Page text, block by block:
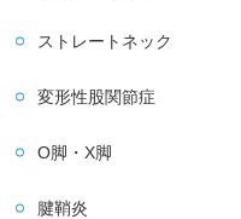
ストレートネック
変形性股関節症
O脚・X脚
腱鞘炎